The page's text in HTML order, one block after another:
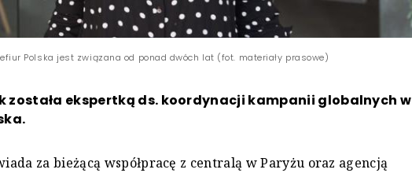
Polska jest związana od ponad dwóch lat (fot. materiały prasowe)
została ekspertką ds. koordynacji kampanii globalnych w
za bieżącą współpracę z centralą w Paryżu oraz agencją